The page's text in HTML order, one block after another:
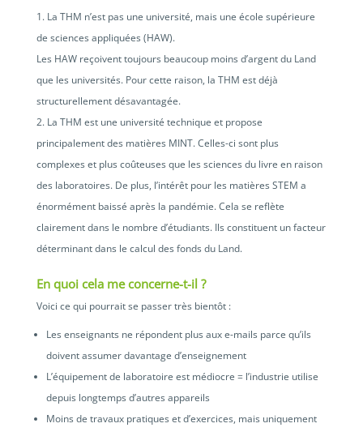
La THM n’est pas une université, mais une école supérieure
de sciences appliquées (HAW).
Les HAW reçoivent toujours beaucoup moins d’argent du Land
que les universités. Pour cette raison, la THM est déjà
structurellement désavantagée.
La THM est une université technique et propose
principalement des matières MINT. Celles-ci sont plus
complexes et plus coûteuses que les sciences du livre en raison
des laboratoires. De plus, l’intérêt pour les matières STEM a
énormément baissé après la pandémie. Cela se reflète
clairement dans le nombre d’étudiants. Ils constituent un facteur
déterminant dans le calcul des fonds du Land.
En quoi cela me concerne-t-il ?
Voici ce qui pourrait se passer très bientôt :
Les enseignants ne répondent plus aux e-mails parce qu’ils
doivent assumer davantage d’enseignement
L’équipement de laboratoire est médiocre = l’industrie utilise
depuis longtemps d’autres appareils
Moins de travaux pratiques et d’exercices, mais uniquement